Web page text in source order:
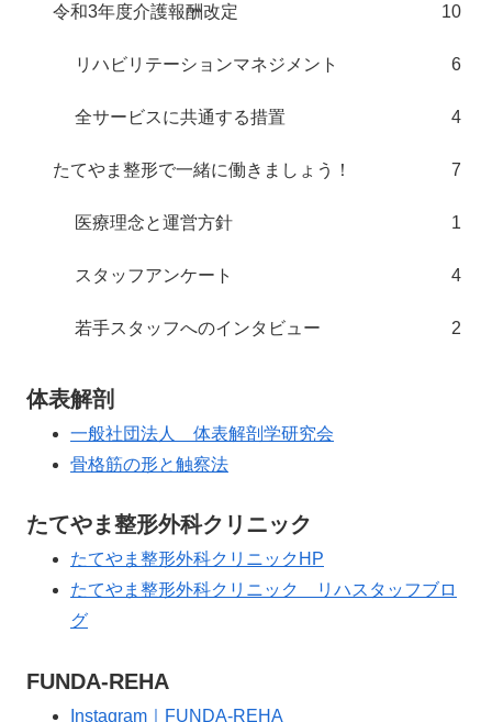
令和3年度介護報酬改定 10
リハビリテーションマネジメント 6
全サービスに共通する措置 4
たてやま整形で一緒に働きましょう！ 7
医療理念と運営方針 1
スタッフアンケート 4
若手スタッフへのインタビュー 2
体表解剖
一般社団法人 体表解剖学研究会
骨格筋の形と触察法
たてやま整形外科クリニック
たてやま整形外科クリニックHP
たてやま整形外科クリニック リハスタッフブロ
グ
FUNDA-REHA
Instagram｜FUNDA-REHA